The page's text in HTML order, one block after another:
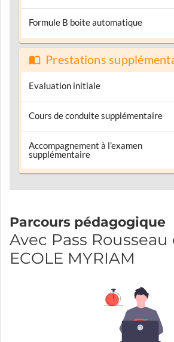
Formule B boite automatique
Prestations
Evaluation initiale
Cours de conduite supplémentaire
Accompagnement à l’examen
supplémentaire
Parcours pédagogique
Avec Pass Rousseau
ECOLE MYRIAM